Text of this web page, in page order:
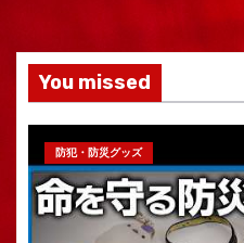
You missed
防犯・防災グッズ